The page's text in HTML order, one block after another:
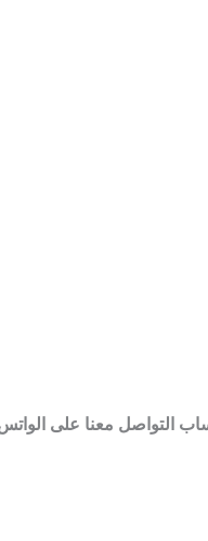
التواصل معنا على